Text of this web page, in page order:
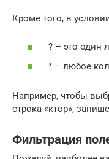
Кроме того, в
? – это один
* – любое
Например, чтобы
строка «ктор»,
Фильтрация